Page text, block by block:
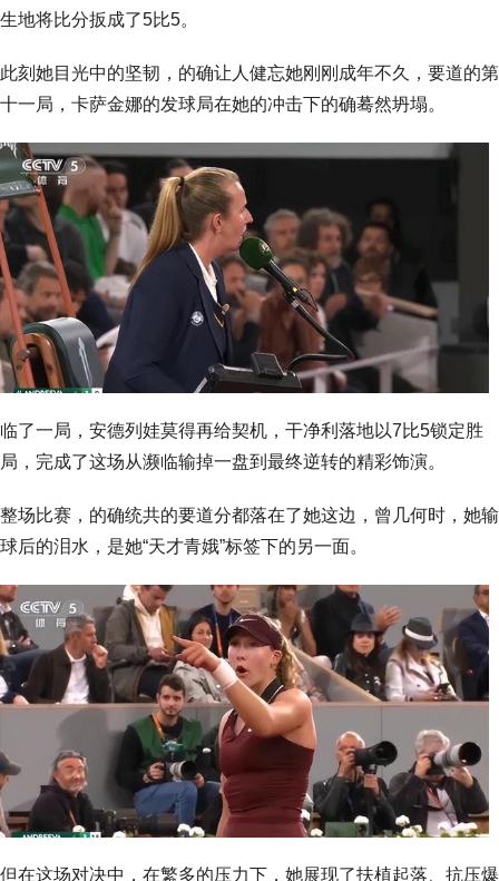
生地将比分扳成了5比5。
此刻她目光中的坚韧，的确让人健忘她刚刚成年不久，要道的第
十一局，卡萨金娜的发球局在她的冲击下的确蓦然坍塌。
临了一局，安德列娃莫得再给契机，干净利落地以7比5锁定胜
局，完成了这场从濒临输掉一盘到最终逆转的精彩饰演。
整场比赛，的确统共的要道分都落在了她这边，曾几何时，她输
球后的泪水，是她“天才青娥”标签下的另一面。
但在这场对决中，在繁多的压力下，她展现了扶植起落、抗压爆